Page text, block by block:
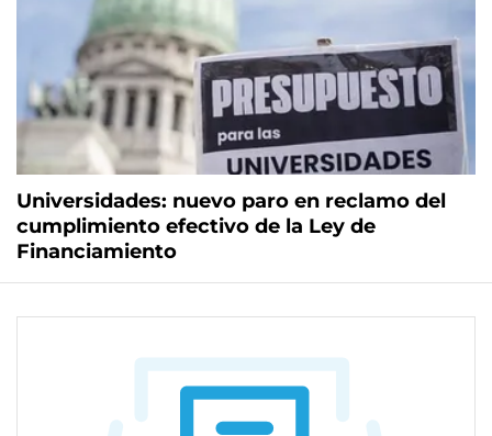
Universidades: nuevo paro en reclamo del
cumplimiento efectivo de la Ley de
Financiamiento